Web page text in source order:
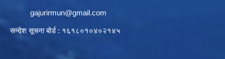
gajurirmun@gmail.com
सन्देश सूचना बोर्ड : १६१८०१०४०२१४५